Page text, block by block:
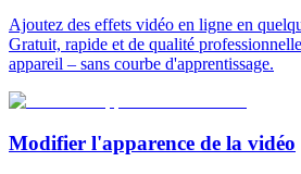
Ajoutez des effets vidéo en ligne en
Gratuit, rapide et de qualité
appareil – sans courbe d'apprentissage.
Modifier l'apparence de la vidéo